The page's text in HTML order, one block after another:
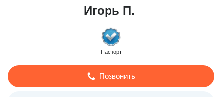
Игорь П.
Паспорт
Позвонить